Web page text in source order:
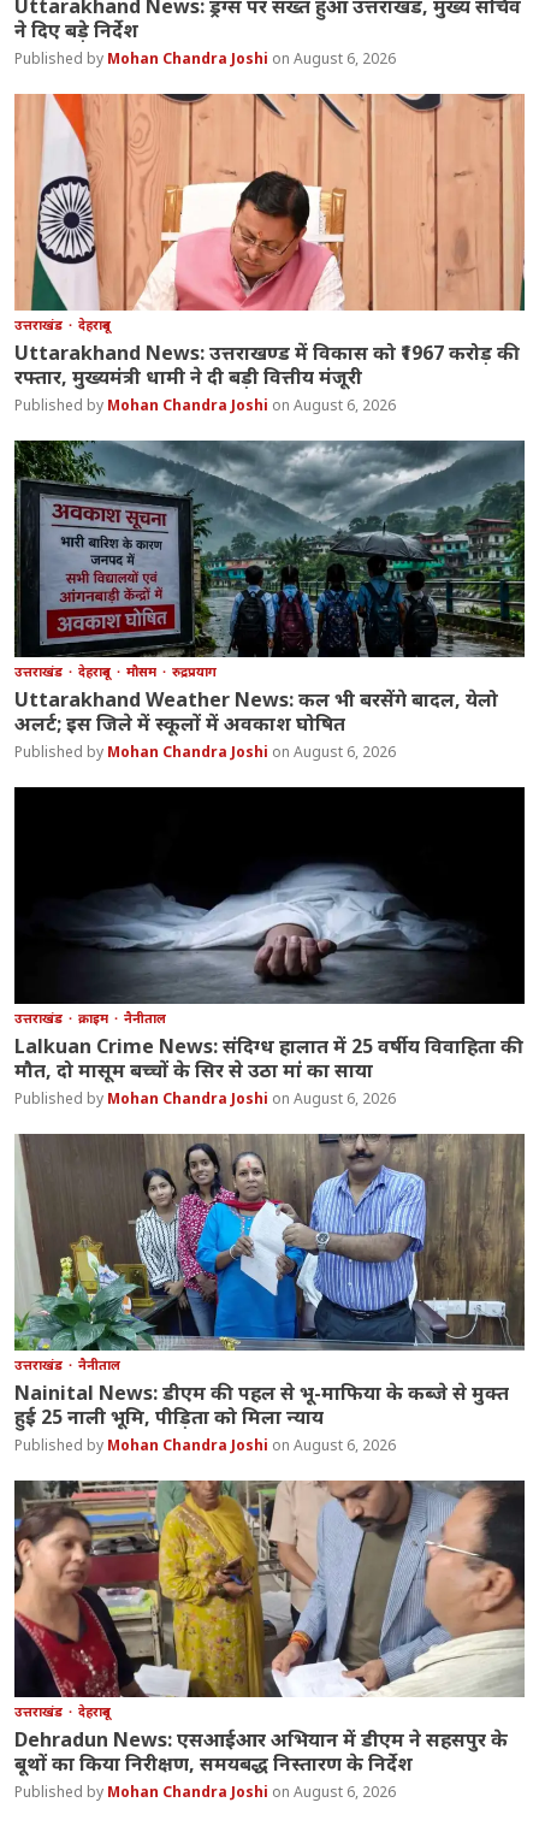
Uttarakhand News: ड्रग्स पर सख्त हुआ उत्तराखंड, मुख्य सचिव
ने दिए बड़े निर्देश
Mohan Chandra Joshi August 6, 2026
उत्तराखंड देहरादून
Uttarakhand News: उत्तराखण्ड में विकास को ₹1967 करोड़ की
रफ्तार, मुख्यमंत्री धामी ने दी बड़ी वित्तीय मंजूरी
Mohan Chandra Joshi August 6, 2026
उत्तराखंड देहरादून मौसम रुद्रप्रयाग
Uttarakhand Weather News: कल भी बरसेंगे बादल, येलो
अलर्ट; इस जिले में स्कूलों में अवकाश घोषित
Mohan Chandra Joshi August 6, 2026
उत्तराखंड क्राइम नैनीताल
Lalkuan Crime News: संदिग्ध हालात में 25 वर्षीय विवाहिता की
मौत, दो मासूम बच्चों के सिर से उठा मां का साया
Mohan Chandra Joshi August 6, 2026
उत्तराखंड नैनीताल
Nainital News: डीएम की पहल से भू-माफिया के कब्जे से मुक्त
हुई 25 नाली भूमि, पीड़िता को मिला न्याय
Mohan Chandra Joshi August 6, 2026
उत्तराखंड देहरादून
Dehradun News: एसआईआर अभियान में डीएम ने सहसपुर के
बूथों का किया निरीक्षण, समयबद्ध निस्तारण के निर्देश
Mohan Chandra Joshi August 6, 2026